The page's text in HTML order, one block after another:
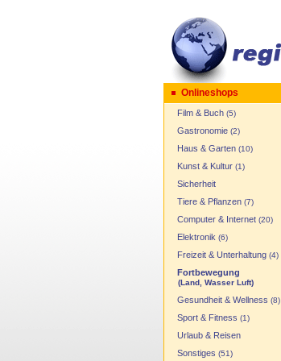
Onlineshops
Film & Buch (5)
Gastronomie (2)
Haus & Garten (10)
Kunst & Kultur (1)
Sicherheit
Tiere & Pflanzen (7)
Computer & Internet (20)
Elektronik (6)
Freizeit & Unterhaltung (4)
Fortbewegung
(Land, Wasser Luft)
Gesundheit & Wellness (8)
Sport & Fitness (1)
Urlaub & Reisen
Sonstiges (51)